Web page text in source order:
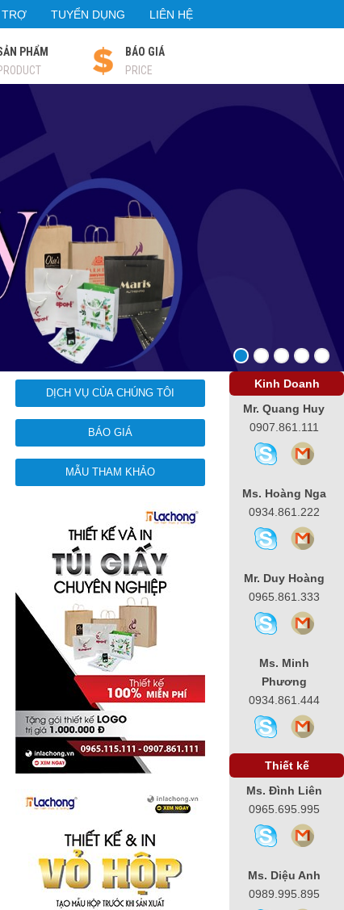
TRỢ TUYỂN DỤNG LIÊN HỆ
PHẨM
BÁO GIÁ
PRICE
Kinh Doanh
Mr. Quang Huy
0907.861.111
Ms. Hoàng Nga
0934.861.222
Mr. Duy Hoàng
0965.861.333
Ms. Minh
Phương
0934.861.444
Thiết kế
Ms. Đình Liên
0965.695.995
Ms. Diệu Anh
0989.995.895
DỊCH VỤ CỦA CHÚNG TÔI
BÁO GIÁ
MẪU THAM KHẢO